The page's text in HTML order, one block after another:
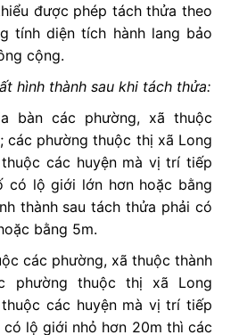
được phép tách thửa theo
tính diện tích hành lang bảo
cộng.
hình thành sau khi tách thửa:
bàn các phường, xã thuộc
các phường thuộc thị xã Long
các huyện mà vị trí tiếp
có lộ giới lớn hơn hoặc bằng
thành sau tách thửa phải có
bằng 5m.
các phường, xã thuộc thành
phường thuộc thị xã Long
các huyện mà vị trí tiếp
lộ giới nhỏ hơn 20m thì các